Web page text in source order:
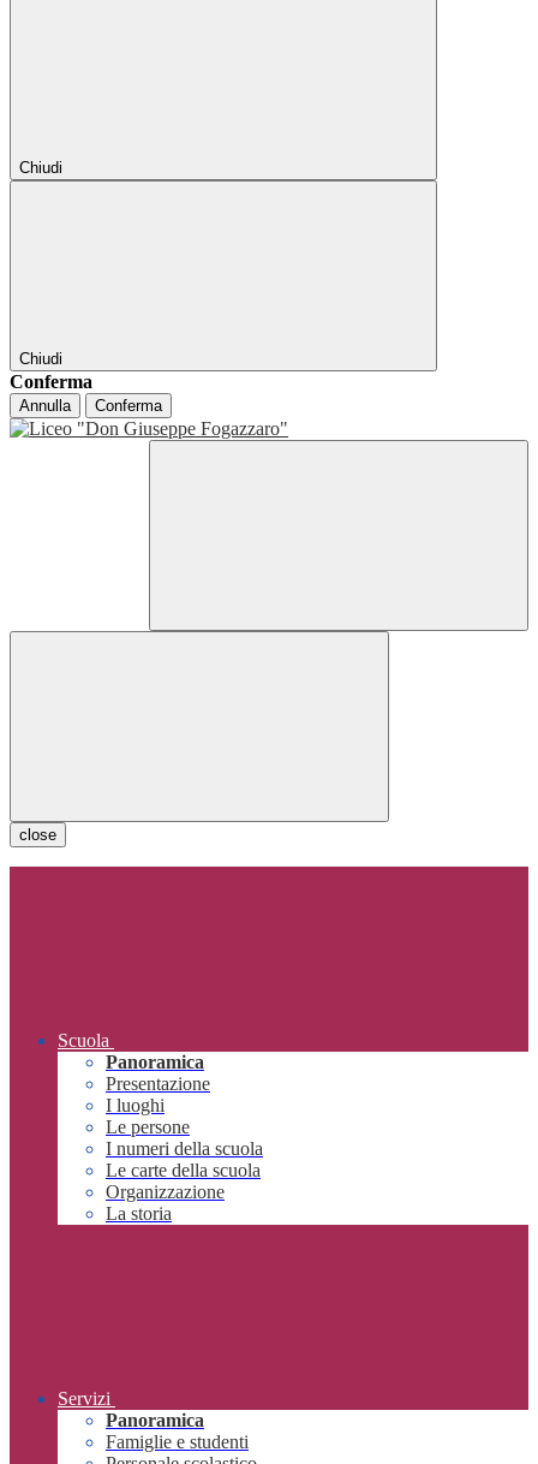
Chiudi
Chiudi
Conferma
Annulla Conferma
close
Scuola
Panoramica
Presentazione
I luoghi
Le persone
I numeri della scuola
Le carte della scuola
Organizzazione
La storia
Servizi
Panoramica
Famiglie e studenti